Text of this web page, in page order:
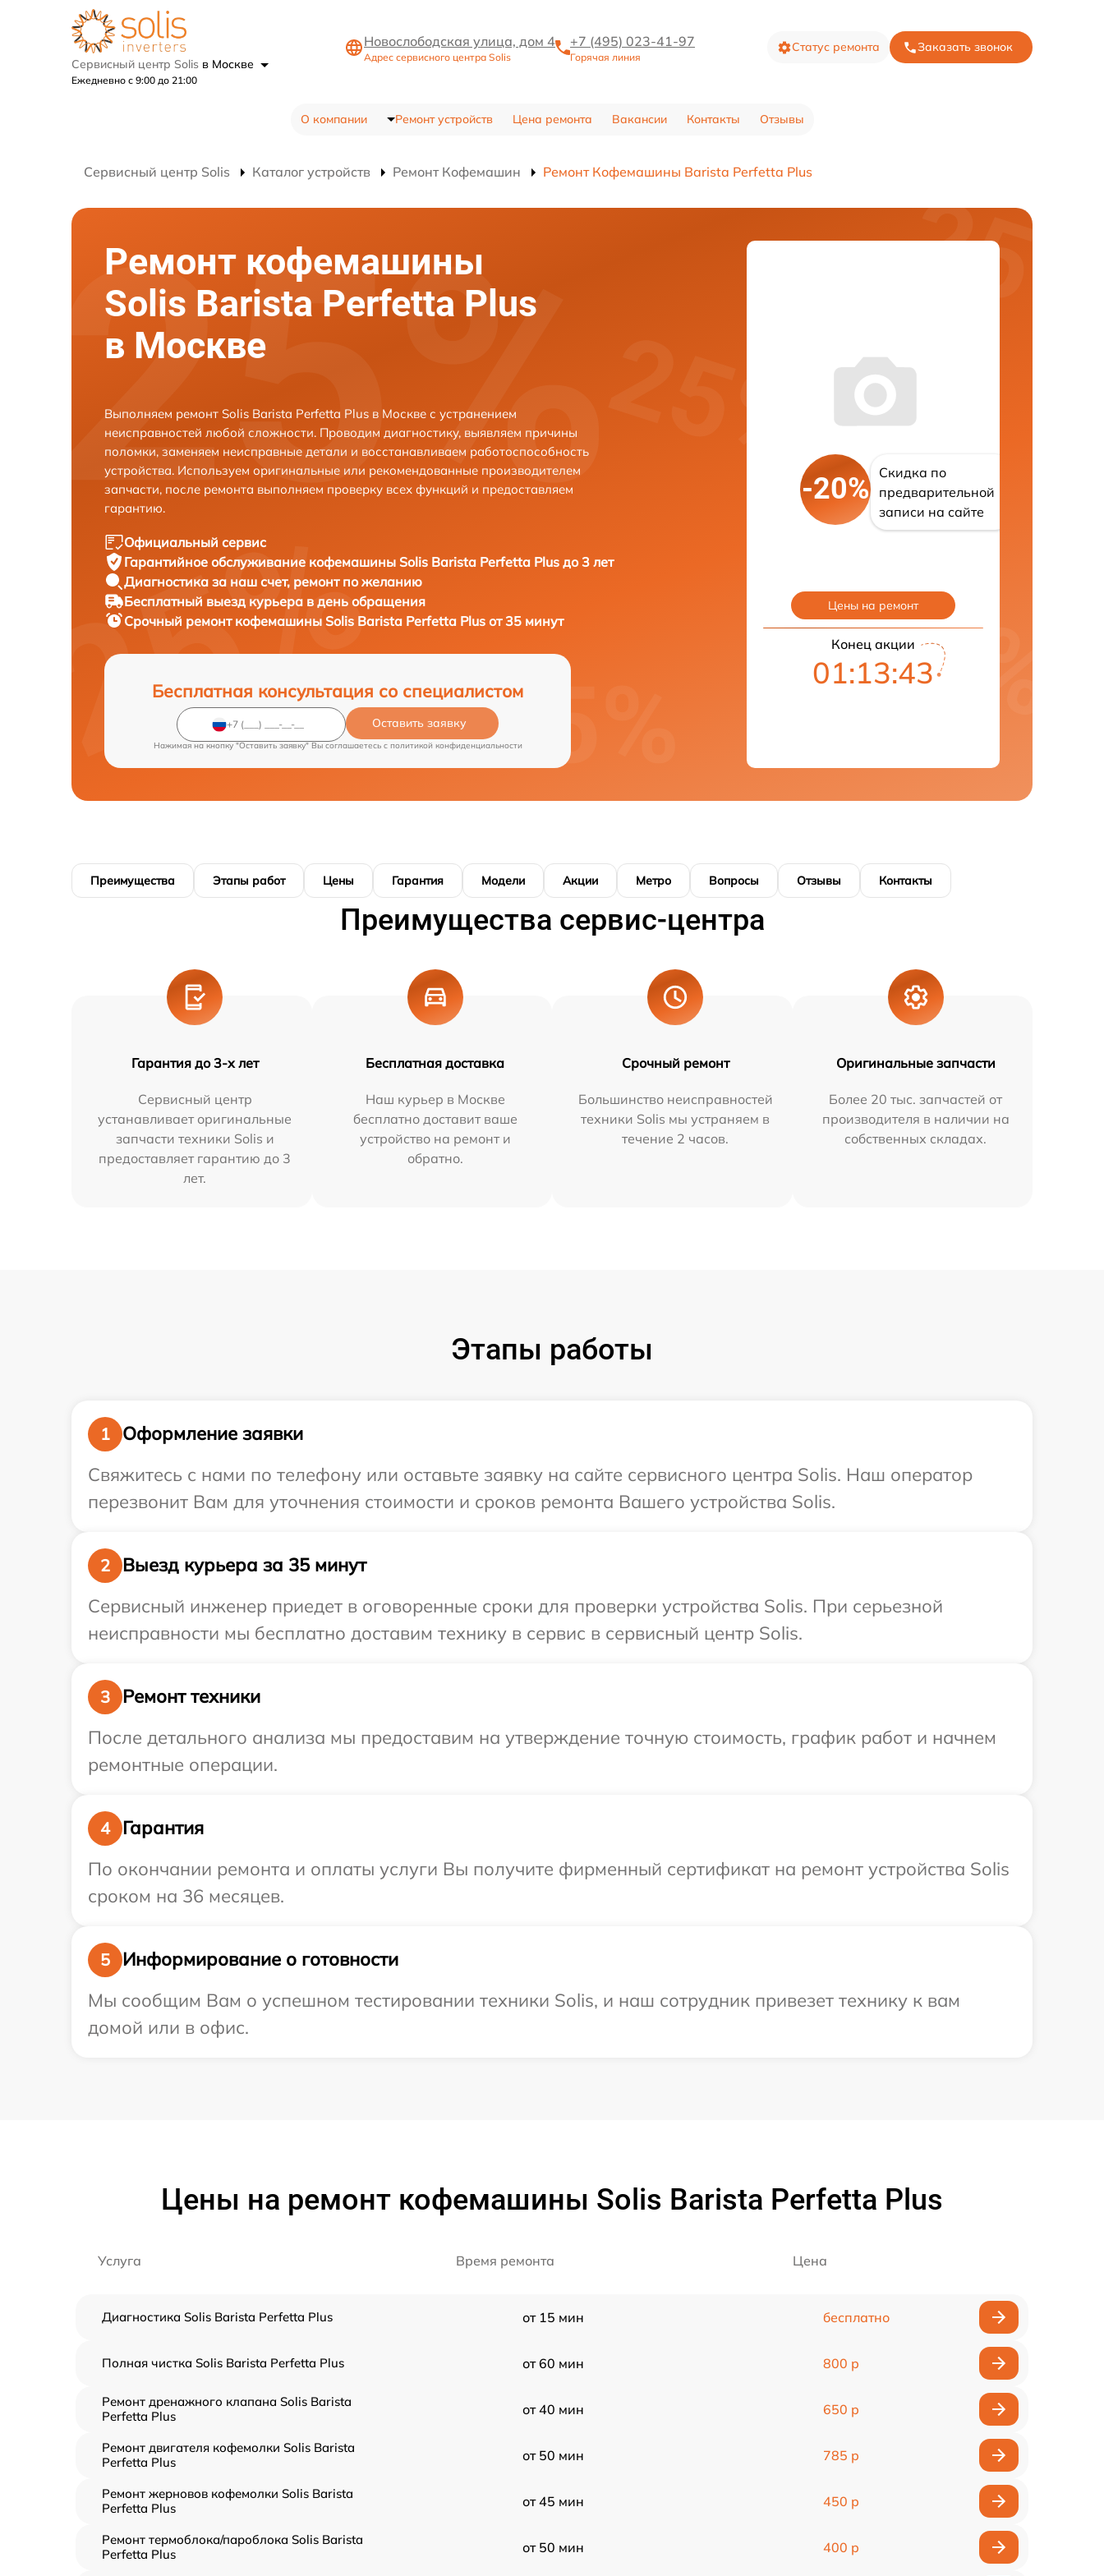
Сервисный центр Solis в Москве
Ежедневно с 9:00 до 21:00
Новослободская улица, дом 4
Адрес сервисного центра Solis
+7 (495) 023-41-97
Горячая линия
Статус ремонта Заказать звонок
О компании Ремонт устройств Цена ремонта Вакансии Контакты Отзывы
Сервисный центр Solis Каталог устройств Ремонт Кофемашин Ремонт Кофемашины Barista Perfetta Plus
Ремонт кофемашины
Solis Barista Perfetta Plus
в Москве
Выполняем ремонт Solis Barista Perfetta Plus в Москве с устранением
неисправностей любой сложности. Проводим диагностику, выявляем причины
поломки, заменяем неисправные детали и восстанавливаем работоспособность
устройства. Используем оригинальные или рекомендованные производителем
запчасти, после ремонта выполняем проверку всех функций и предоставляем
гарантию.
Официальный сервис
Гарантийное обслуживание кофемашины Solis Barista Perfetta Plus до 3 лет
Диагностика за наш счет, ремонт по желанию
Бесплатный выезд курьера в день обращения
Срочный ремонт кофемашины Solis Barista Perfetta Plus от 35 минут
Бесплатная консультация со специалистом
Оставить заявку
Нажимая на кнопку "Оставить заявку" Вы соглашаетесь c политикой конфиденциальности
-20%
Скидка по
предварительной
записи на сайте
Цены на ремонт
Конец акции
01:13:42
Преимущества Этапы работ Цены Гарантия Модели Акции Метро Вопросы Отзывы Контакты
Преимущества сервис-центра
Гарантия до 3-х лет
Сервисный центр
устанавливает оригинальные
запчасти техники Solis и
предоставляет гарантию до 3
лет.
Бесплатная доставка
Наш курьер в Москве
бесплатно доставит ваше
устройство на ремонт и
обратно.
Срочный ремонт
Большинство неисправностей
техники Solis мы устраняем в
течение 2 часов.
Оригинальные запчасти
Более 20 тыс. запчастей от
производителя в наличии на
собственных складах.
Этапы работы
1
Оформление заявки
Свяжитесь с нами по телефону или оставьте заявку на сайте сервисного центра Solis. Наш оператор
перезвонит Вам для уточнения стоимости и сроков ремонта Вашего устройства Solis.
2
Выезд курьера за 35 минут
Сервисный инженер приедет в оговоренные сроки для проверки устройства Solis. При серьезной
неисправности мы бесплатно доставим технику в сервис в сервисный центр Solis.
3
Ремонт техники
После детального анализа мы предоставим на утверждение точную стоимость, график работ и начнем
ремонтные операции.
4
Гарантия
По окончании ремонта и оплаты услуги Вы получите фирменный сертификат на ремонт устройства Solis
сроком на 36 месяцев.
5
Информирование о готовности
Мы сообщим Вам о успешном тестировании техники Solis, и наш сотрудник привезет технику к вам
домой или в офис.
Цены на ремонт кофемашины Solis Barista Perfetta Plus
Услуга Время ремонта Цена
Диагностика Solis Barista Perfetta Plus от 15 мин бесплатно
Полная чистка Solis Barista Perfetta Plus от 60 мин 800 р
Ремонт дренажного клапана Solis Barista
Perfetta Plus
от 40 мин 650 р
Ремонт двигателя кофемолки Solis Barista
Perfetta Plus
от 50 мин 785 р
Ремонт жерновов кофемолки Solis Barista
Perfetta Plus
от 45 мин 450 р
Ремонт термоблока/пароблока Solis Barista
Perfetta Plus
от 50 мин 400 р